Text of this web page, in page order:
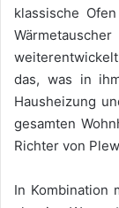
klassische
das, was in
Hausheizung
gesamten
Richter von
In Kombination